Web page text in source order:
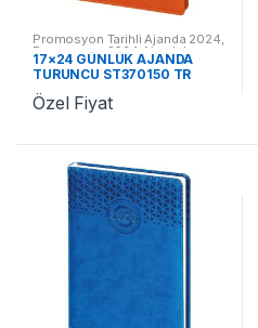
Promosyon Tarihli Ajanda 2024,
Promosyon 2024 Ajandalar
17×24 GÜNLÜK AJANDA
TURUNCU ST370150 TR
Özel Fiyat